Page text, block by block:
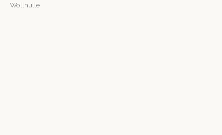
Wollhülle